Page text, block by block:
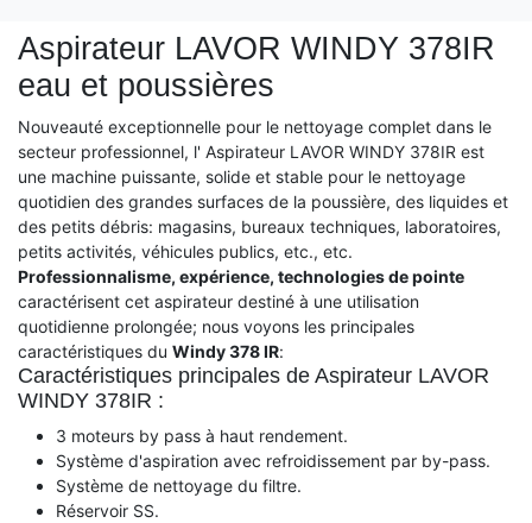
Aspirateur LAVOR WINDY 378IR
eau et poussières
Nouveauté exceptionnelle pour le nettoyage complet dans le
secteur professionnel, l' Aspirateur LAVOR WINDY 378IR est
une machine puissante, solide et stable pour le nettoyage
quotidien des grandes surfaces de la poussière, des liquides et
des petits débris: magasins, bureaux techniques, laboratoires,
petits activités, véhicules publics, etc., etc.
Professionnalisme, expérience, technologies de pointe
caractérisent cet aspirateur destiné à une utilisation
quotidienne prolongée; nous voyons les principales
caractéristiques du Windy 378 IR:
Caractéristiques principales de Aspirateur LAVOR
WINDY 378IR :
3 moteurs by pass à haut rendement.
Système d'aspiration avec refroidissement par by-pass.
Système de nettoyage du filtre.
Réservoir SS.